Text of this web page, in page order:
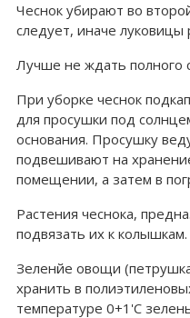
Чеснок убирают во
следует, иначе луковицы
Лучше не ждать полного
При уборке чеснок
для просушки под
основания. Просушку
подвешивают на
помещении, а затем в
Растения чеснока,
подвязать их к колышкам.
Зеленйе овощи
хранить в
температуре 0+1'С